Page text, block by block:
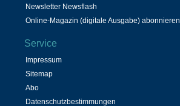
Newsletter Newsflash
Online-Magazin (digitale Ausgabe) abonnieren
Service
Impressum
Sitemap
Abo
Datenschutzbestimmungen